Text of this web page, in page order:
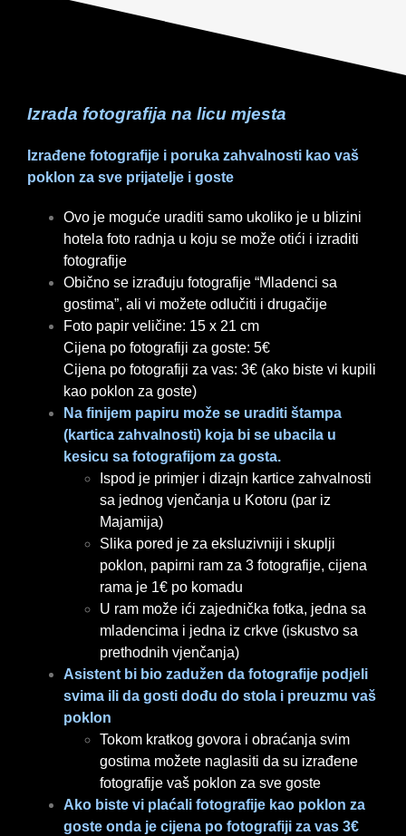
Izrada fotografija na licu mjesta
Izrađene fotografije i poruka zahvalnosti kao vaš
poklon za sve prijatelje i goste
Ovo je moguće uraditi samo ukoliko je u blizini
hotela foto radnja u koju se može otići i izraditi
fotografije
Obično se izrađuju fotografije “Mladenci sa
gostima”, ali vi možete odlučiti i drugačije
Foto papir veličine: 15 x 21 cm
Cijena po fotografiji za goste: 5€
Cijena po fotografiji za vas: 3€ (ako biste vi kupili
kao poklon za goste)
Na finijem papiru može se uraditi štampa
(kartica zahvalnosti) koja bi se ubacila u
kesicu sa fotografijom za gosta.
Ispod je primjer i dizajn kartice zahvalnosti
sa jednog vjenčanja u Kotoru (par iz
Majamija)
Slika pored je za eksluzivniji i skuplji
poklon, papirni ram za 3 fotografije, cijena
rama je 1€ po komadu
U ram može ići zajednička fotka, jedna sa
mladencima i jedna iz crkve (iskustvo sa
prethodnih vjenčanja)
Asistent bi bio zadužen da fotografije podjeli
svima ili da gosti dođu do stola i preuzmu vaš
poklon
Tokom kratkog govora i obraćanja svim
gostima možete naglasiti da su izrađene
fotografije vaš poklon za sve goste
Ako biste vi plaćali fotografije kao poklon za
goste onda je cijena po fotografiji za vas 3€